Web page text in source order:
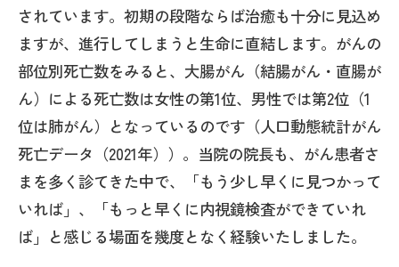
されています。初期の段階ならば治癒も十分に見込め
ますが、進行してしまうと生命に直結します。がんの
部位別死亡数をみると、大腸がん（結腸がん・直腸が
ん）による死亡数は女性の第1位、男性では第2位（1
位は肺がん）となっているのです（人口動態統計がん
死亡データ（2021年））。当院の院長も、がん患者さ
まを多く診てきた中で、「もう少し早くに見つかって
いれば」、「もっと早くに内視鏡検査ができていれ
ば」と感じる場面を幾度となく経験いたしました。